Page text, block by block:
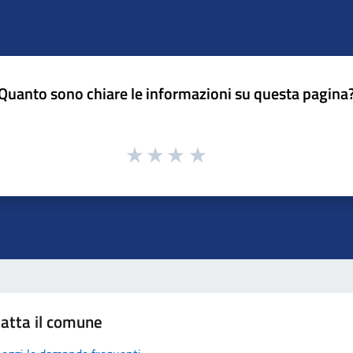
sono chiare le informazioni su questa
il comune